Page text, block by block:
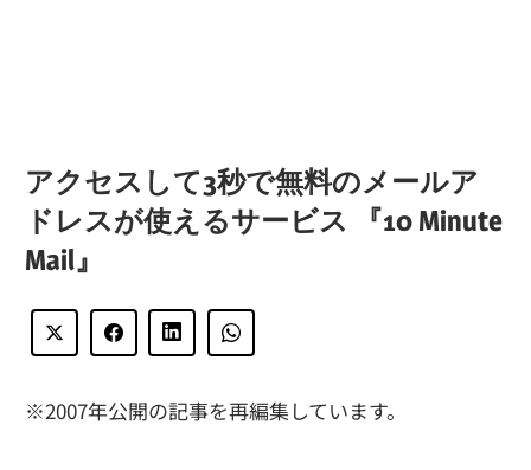
アクセスして3秒で無料のメールア
ドレスが使えるサービス 『10 Minute
Mail』
※2007年公開の記事を再編集しています。